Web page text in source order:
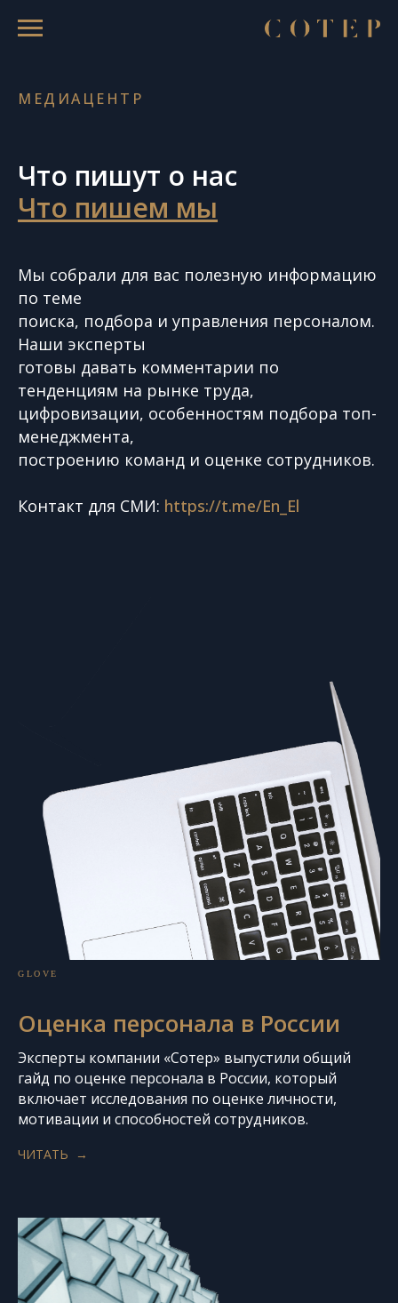
МЕДИАЦЕНТР
Что пишут о нас
Что пишем мы
Мы собрали для вас полезную информацию
по теме
поиска, подбора и управления персоналом.
Наши эксперты
готовы давать комментарии по
тенденциям на рынке труда,
цифровизации, особенностям подбора топ-
менеджмента,
построению команд и оценке сотрудников.
Контакт для СМИ: https://t.me/En_El
GLOVE
Оценка персонала в России
Эксперты компании «Сотер» выпустили общий
гайд по оценке персонала в России, который
включает исследования по оценке личности,
мотивации и способностей сотрудников.
ЧИТАТЬ